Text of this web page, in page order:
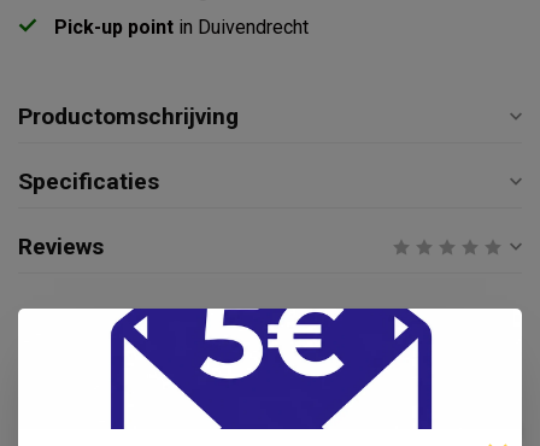
Pick-up point in Duivendrecht
Productomschrijving
Specificaties
Reviews
Gerelateerde producten
Fripa Fripa kunststof
wandhouder voor papieren
€49,95